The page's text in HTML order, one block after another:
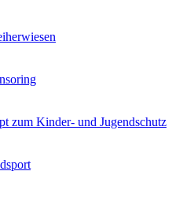
zum Kinder- und Jugendschutz